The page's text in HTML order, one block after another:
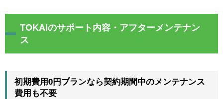
TOKAIのサポート内容・アフターメンテナン
ス
初期費用0円プランなら契約期間中のメンテナンス
費用も不要